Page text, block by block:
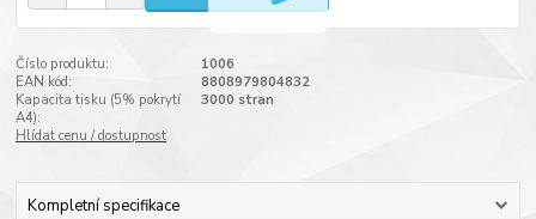
Číslo produktu:
1006
EAN kód:
8808979804832
Kapacita tisku (5% pokrytí
A4):
3000 stran
Hlídat cenu / dostupnost
Kompletní specifikace